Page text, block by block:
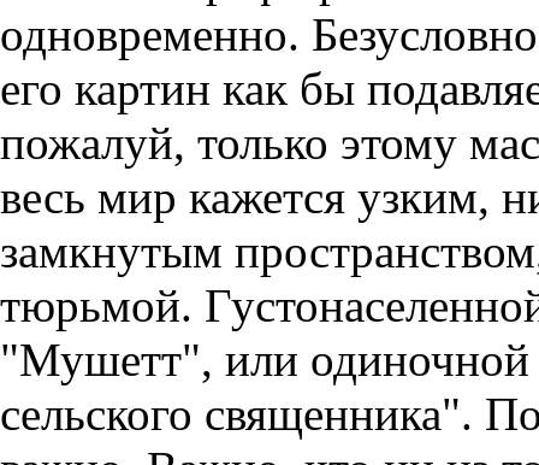
одновременно.
его картин как бы
пожалуй, только этому
весь мир кажется узким,
замкнутым
тюрьмой.
"Мушетт", или одиночной
сельского священника".